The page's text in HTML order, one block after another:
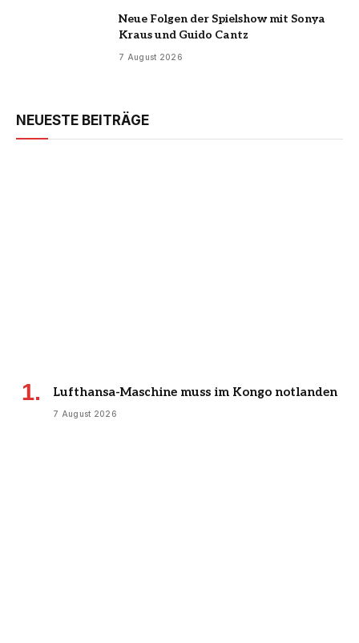
Neue Folgen der Spielshow mit Sonya
Kraus und Guido Cantz
7 August 2026
NEUESTE BEITRÄGE
Lufthansa-Maschine muss im Kongo notlanden
7 August 2026